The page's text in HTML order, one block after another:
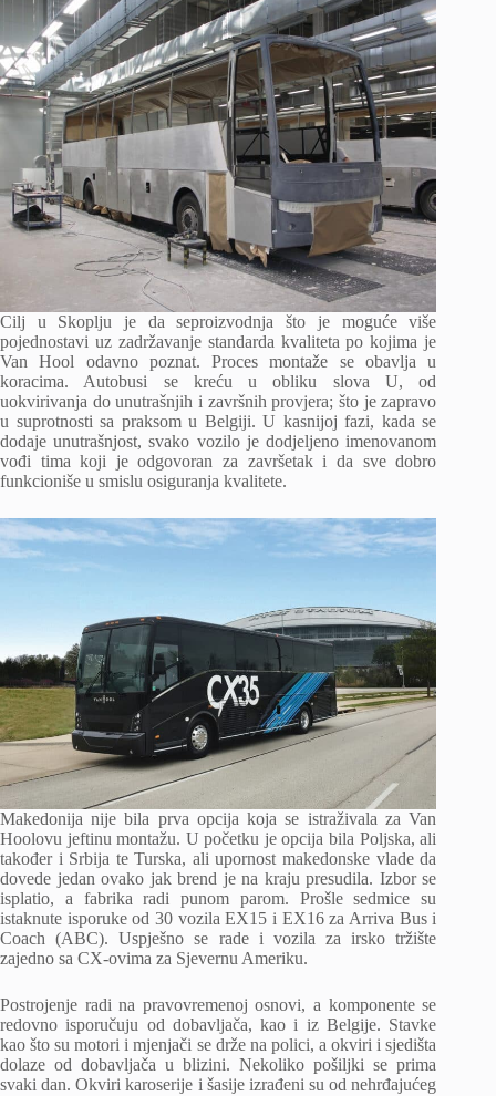
Cilj u Skoplju je da seproizvodnja što je moguće više
pojednostavi uz zadržavanje standarda kvaliteta po kojima je
Van Hool odavno poznat. Proces montaže se obavlja u
koracima. Autobusi se kreću u obliku slova U, od
uokvirivanja do unutrašnjih i završnih provjera; što je zapravo
u suprotnosti sa praksom u Belgiji. U kasnijoj fazi, kada se
dodaje unutrašnjost, svako vozilo je dodjeljeno imenovanom
vođi tima koji je odgovoran za završetak i da sve dobro
funkcioniše u smislu osiguranja kvalitete.
Makedonija nije bila prva opcija koja se istraživala za Van
Hoolovu jeftinu montažu. U početku je opcija bila Poljska, ali
također i Srbija te Turska, ali upornost makedonske vlade da
dovede jedan ovako jak brend je na kraju presudila. Izbor se
isplatio, a fabrika radi punom parom. Prošle sedmice su
istaknute isporuke od 30 vozila EX15 i EX16 za Arriva Bus i
Coach (ABC). Uspješno se rade i vozila za irsko tržište
zajedno sa CX-ovima za Sjevernu Ameriku.
Postrojenje radi na pravovremenoj osnovi, a komponente se
redovno isporučuju od dobavljača, kao i iz Belgije. Stavke
kao što su motori i mjenjači se drže na polici, a okviri i sjedišta
dolaze od dobavljača u blizini. Nekoliko pošiljki se prima
svaki dan. Okviri karoserije i šasije izrađeni su od nehrđajućeg